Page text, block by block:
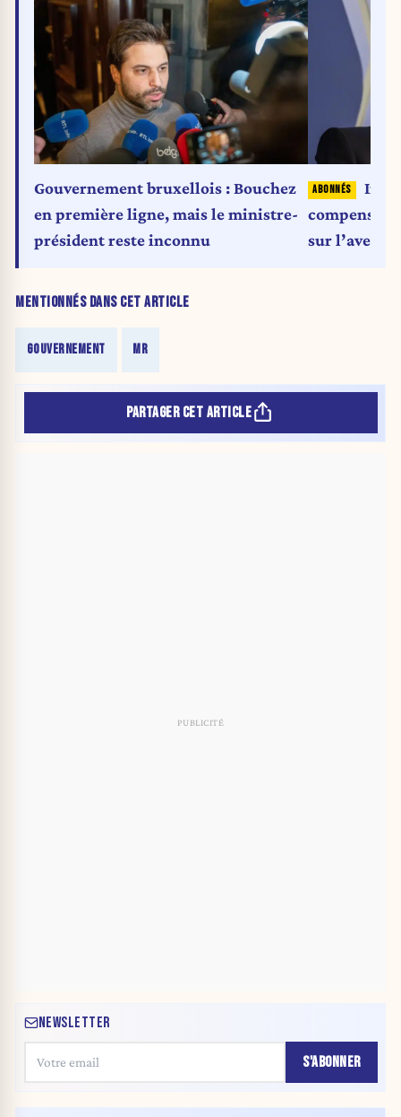
MENTIONNÉS DANS CET ARTICLE
GOUVERNEMENT MR
Gouvernement bruxellois : Bouchez
en première ligne, mais le ministre-
président reste inconnu
sur l’avenir
PARTAGER CET ARTICLE
NEWSLETTER
S'ABONNER